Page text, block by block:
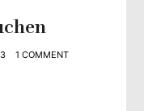
1 COMMENT